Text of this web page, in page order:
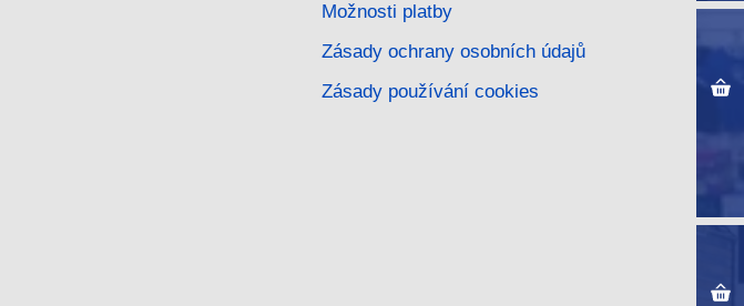
Možnosti platby
Zásady ochrany osobních údajů
Zásady používání cookies